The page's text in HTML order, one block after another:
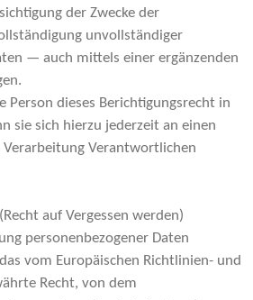
der Zwecke der
unvollständiger
— auch mittels einer ergänzenden
Person dieses Berichtigungsrecht in
sie sich hierzu jederzeit an einen
Verantwortlichen
auf Vergessen werden)
personenbezogener Daten
vom Europäischen Richtlinien- und
Recht, von dem